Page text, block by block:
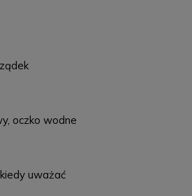
oczko wodne
uważać